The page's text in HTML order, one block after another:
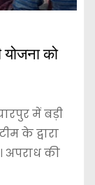
योजना को
में बड़ी
के द्वारा
अपराध की